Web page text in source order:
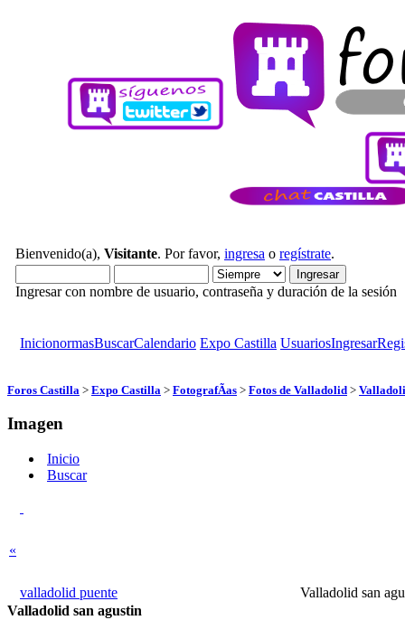
Bienvenido(a), Visitante. Por favor, ingresa o regístrate.
Ingresar con nombre de usuario, contraseña y duración de la sesión
InicionormasBuscarCalendario Expo Castilla UsuariosIngresar
Foros Castilla > Expo Castilla > FotografÃ­as > Fotos de Valladolid >
Imagen
Inicio
Buscar
«
valladolid puente
Valladol­id san
Valladolid san agustin